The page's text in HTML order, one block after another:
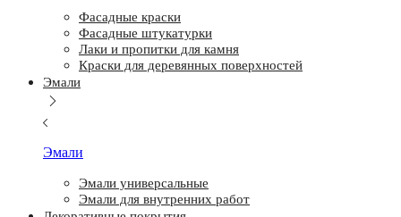
Фасадные краски
Фасадные штукатурки
Лаки и пропитки для камня
Краски для деревянных поверхностей
Эмали
Эмали
Эмали универсальные
Эмали для внутренних работ